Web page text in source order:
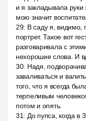
и я закладывала руки
мою значит
29: В саду я, видимо,
портрет. Такое вот
разговаривала с
нехорошие слова. И
30: Надя,
заваливаться и
того, что я всегда
терпеливым
потом и опять.
31: До пупса, когда в